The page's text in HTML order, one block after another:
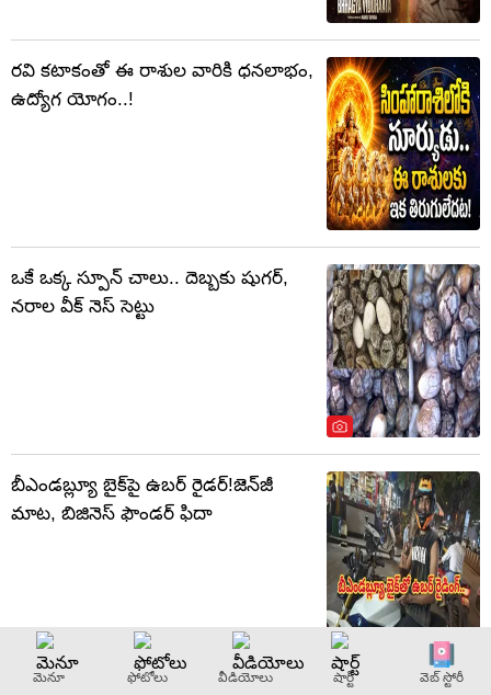
రవి కటాకంతో ఈ రాశుల వారికి ధనలాభం,
ఉద్యోగ యోగం..!
ఒకే ఒక్క స్పూన్ చాలు.. దెబ్బకు షుగర్,
నరాల వీక్ నెస్ సెట్టు
బీఎండబ్ల్యూ బైక్‌పై ఉబర్ రైడర్!జెన్‌జీ
మాట, బిజినెస్ ఫౌండర్‌ ఫిదా
మెనూ ఫోటోలు వీడియోలు షార్ట్ వెబ్ స్టోరీ